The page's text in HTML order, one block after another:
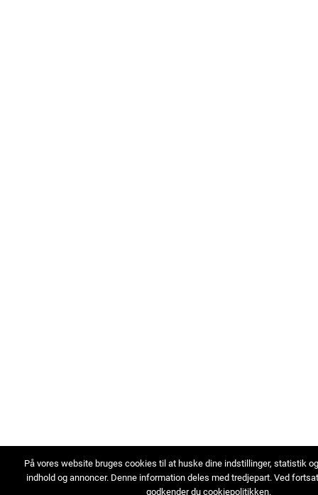
På vores website bruges cookies til at huske dine indstillinger, statistik
indhold og annoncer. Denne information deles med tredjepart. Ved
godkender du cookiepolitikken.